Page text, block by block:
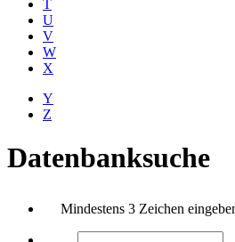
T
U
V
W
X
Y
Z
Datenbanksuche
Mindestens 3 Zeichen